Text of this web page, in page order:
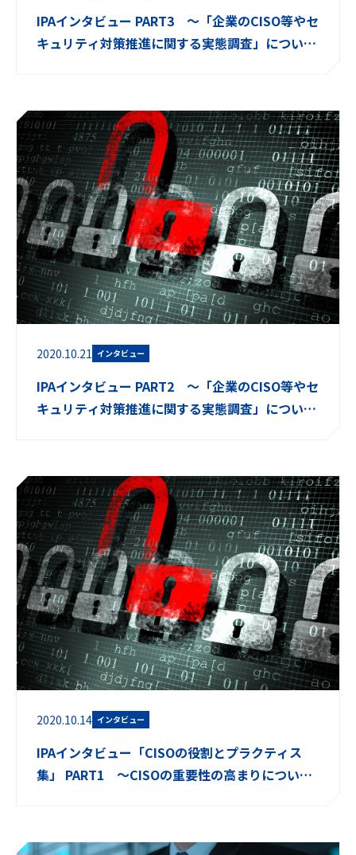
IPAインタビュー PART3 ～「企業のCISO等やセ
キュリティ対策推進に関する実態調査」について
2020.10.21 インタビュー
IPAインタビュー PART2 ～「企業のCISO等やセ
キュリティ対策推進に関する実態調査」について
2020.10.14 インタビュー
IPAインタビュー「CISOの役割とプラクティス
集」 PART1 ～CISOの重要性の高まりについて